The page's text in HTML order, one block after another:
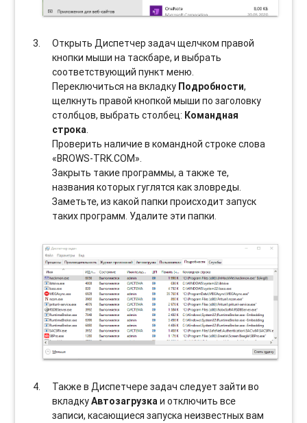
Открыть Диспетчер задач щелчком правой
кнопки мыши на таскбаре, и выбрать
соотвeтствующий пункт меню.
Переключиться на вкладку Подробности,
щелкнуть правой кнопкой мыши по заголовку
столбцов, выбрать столбец: Командная
строка.
Проверить наличие в командной строке слова
«BROWS-TRK.COM».
Закрыть такие программы, а также те,
названия которых гуглятся как зловреды.
Заметьте, из какой папки происходит запуск
таких программ. Удалите эти папки.
Также в Диспетчере задач следует зайти во
вкладкуАвтозагрузкаи отключить все
записи, касающиеся запуска неизвестных вам